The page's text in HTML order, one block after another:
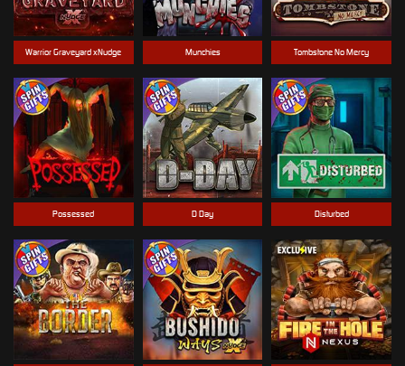
Munchies Tombstone No Mercy
Warrior Graveyard xNudge
Possessed Disturbed
D Day